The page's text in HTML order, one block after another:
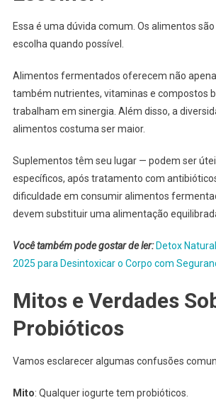
Essa é uma dúvida comum. Os alimentos
escolha quando possível.
Alimentos fermentados oferecem não
também nutrientes, vitaminas e compostos
trabalham em sinergia. Além disso, a
alimentos costuma ser maior.
Suplementos têm seu lugar — podem ser
específicos, após tratamento com
dificuldade em consumir alimentos
devem substituir uma alimentação
Você também pode gostar de ler: Detox
2025 para Desintoxicar o Corpo com
Mitos e Verdades
Probióticos
Vamos esclarecer algumas confusões
Mito: Qualquer iogurte tem probióticos.